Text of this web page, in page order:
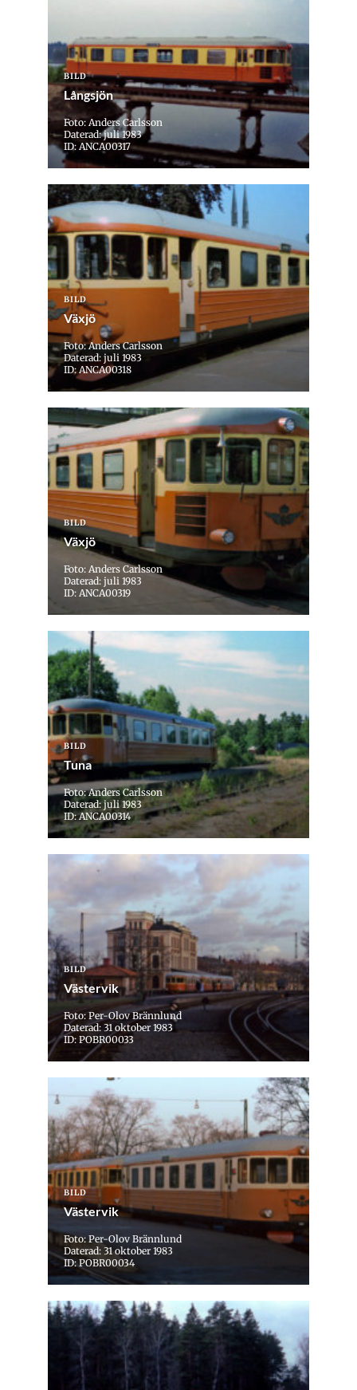
BILD
Långsjön
Foto: Anders Carlsson
Daterad: juli 1983
ID: ANCA00317
BILD
Växjö
Foto: Anders Carlsson
Daterad: juli 1983
ID: ANCA00318
BILD
Växjö
Foto: Anders Carlsson
Daterad: juli 1983
ID: ANCA00319
BILD
Tuna
Foto: Anders Carlsson
Daterad: juli 1983
ID: ANCA00314
BILD
Västervik
Foto: Per-Olov Brännlund
Daterad: 31 oktober 1983
ID: POBR00033
BILD
Västervik
Foto: Per-Olov Brännlund
Daterad: 31 oktober 1983
ID: POBR00034